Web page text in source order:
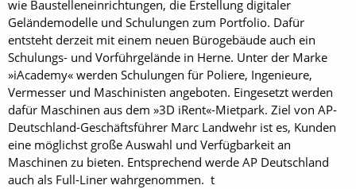
wie Baustelleneinrichtungen, die Erstellung digitaler
Geländemodelle und Schulungen zum Portfolio. Dafür
entsteht derzeit mit einem neuen Bürogebäude auch ein
Schulungs- und Vorführgelände in Herne. Unter der Marke
»iAcademy« werden Schulungen für Poliere, Ingenieure,
Vermesser und Maschinisten angeboten. Eingesetzt werden
dafür Maschinen aus dem »3D iRent«-Mietpark. Ziel von AP-
Deutschland-Geschäftsführer Marc Landwehr ist es, Kunden
eine möglichst große Auswahl und Verfügbarkeit an
Maschinen zu bieten. Entsprechend werde AP Deutschland
auch als Full-Liner wahrgenommen. t